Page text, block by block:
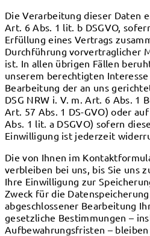
Die Verarbeitung dieser Daten
Art. 6 Abs. 1 lit. b DSGVO,
Erfüllung eines Vertrags
Durchführung vorvertraglicher
ist. In allen übrigen Fällen
unserem berechtigten
Bearbeitung der an uns
DSG NRW i. V. m. Art. 6 Abs. 1
Art. 57 Abs. 1 DS-GVO) oder
Abs. 1 lit. a DSGVO) sofern
Einwilligung ist jederzeit
Die von Ihnen im
verbleiben bei uns, bis Sie uns
Ihre Einwilligung zur
Zweck für die
abgeschlossener Bearbeitung
gesetzliche Bestimmungen –
Aufbewahrungsfristen – bleiben